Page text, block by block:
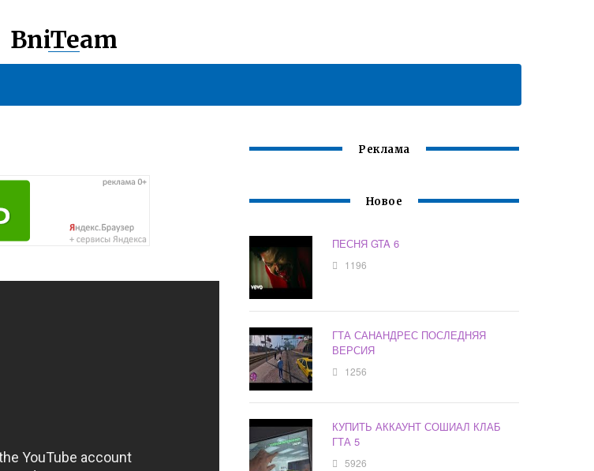
BniTeam
Реклама
Новое
ПЕСНЯ GTA 6
1196
ГТА САНАНДРЕС ПОСЛЕДНЯЯ
ВЕРСИЯ
1256
КУПИТЬ АККАУНТ СОШИАЛ КЛАБ
ГТА 5
5926